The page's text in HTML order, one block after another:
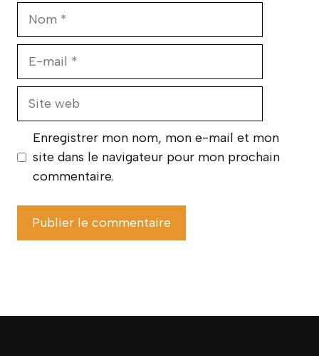
Enregistrer mon nom, mon e-mail et mon
site dans le navigateur pour mon prochain
commentaire.